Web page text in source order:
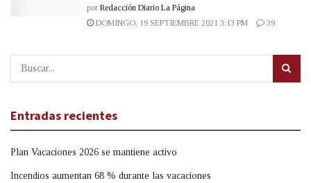
por Redacción Diario La Página
DOMINGO, 19 SEPTIEMBRE 2021 3:13 PM
39
Entradas recientes
Plan Vacaciones 2026 se mantiene activo
Incendios aumentan 68 % durante las vacaciones